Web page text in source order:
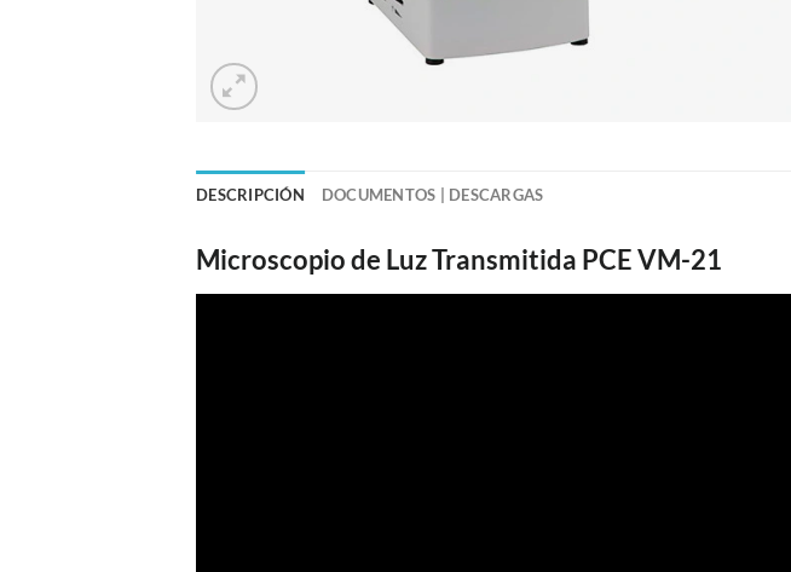
DESCRIPCIÓN DOCUMENTOS | DESCARGAS
Microscopio de Luz Transmitida PCE VM-21